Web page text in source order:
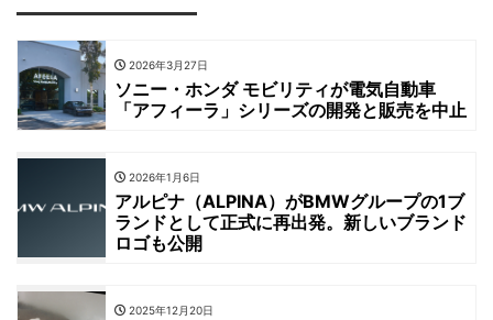
2026年3月27日
ソニー・ホンダ モビリティが電気自動車
「アフィーラ」シリーズの開発と販売を中止
2026年1月6日
アルピナ（ALPINA）がBMWグループの1ブ
ランドとして正式に再出発。新しいブランド
ロゴも公開
2025年12月20日